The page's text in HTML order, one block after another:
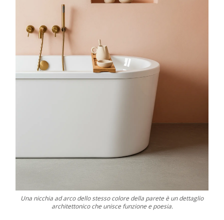
Una nicchia ad arco dello stesso colore della parete è un dettaglio
architettonico che unisce funzione e poesia.